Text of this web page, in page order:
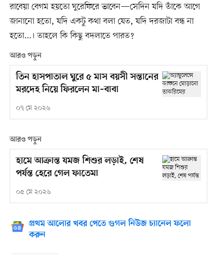
রাবেয়া বেগম হয়তো ঘুরেফিরে ভাবেন—সেদিন যদি তাঁকে আগে
জানানো হতো, যদি একটু কথা বলা যেত, যদি দরজাটা বন্ধ না
হতো...। তাহলে কি কিছু বদলাতে পারত?
আরও পড়ুন
তিন হাসপাতাল ঘুরে ৫ মাস বয়সী সন্তানের
মরদেহ নিয়ে ফিরলেন মা–বাবা
০৭ মে ২০২৬
আরও পড়ুন
হামে আক্রান্ত যমজ শিশুর লড়াই, শেষ
পর্যন্ত হেরে গেল ফাতেমা
০৫ মে ২০২৬
প্রথম আলোর খবর পেতে গুগল নিউজ চ্যানেল ফলো
করুন